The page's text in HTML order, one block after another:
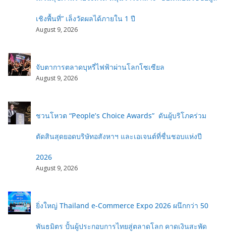
เชิงพื้นที่” เล็งวัดผลได้ภายใน 1 ปี
August 9, 2026
จับตาการตลาดบุหรี่ไฟฟ้าผ่านโลกโซเซียล
August 9, 2026
ชวนโหวต “People’s Choice Awards” ดันผู้บริโภคร่วม
ตัดสินสุดยอดบริษัทอสังหาฯ และเอเจนต์ที่ชื่นชอบแห่งปี
2026
August 9, 2026
ยิ่งใหญ่ Thailand e-Commerce Expo 2026 ผนึกกว่า 50
พันธมิตร ปั้นผู้ประกอบการไทยสู่ตลาดโลก คาดเงินสะพัด